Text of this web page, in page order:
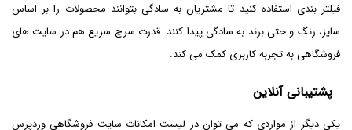
فیلتر بندی استفاده کنید تا مشتریان به سادگی بتوانند محصولات را بر اساس
سایز، رنگ و حتی برند به سادگی پیدا کنند. قدرت سرچ سریع هم در سایت های
فروشگاهی به تجربه کاربری کمک می کند.
پشتیبانی آنلاین
یکی دیگر از مواردی که می توان در لیست امکانات سایت فروشگاهی وردپرس